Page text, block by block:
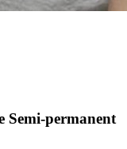
Semi-permanent